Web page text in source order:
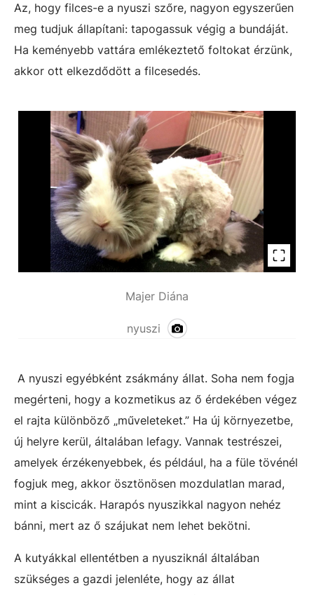
Az, hogy filces-e a nyuszi szőre, nagyon egyszerűen
meg tudjuk állapítani: tapogassuk végig a bundáját.
Ha keményebb vattára emlékeztető foltokat érzünk,
akkor ott elkezdődött a filcesedés.
Majer Diána
nyuszi
A nyuszi egyébként zsákmány állat. Soha nem fogja
megérteni, hogy a kozmetikus az ő érdekében végez
el rajta különböző „műveleteket.” Ha új környezetbe,
új helyre kerül, általában lefagy. Vannak testrészei,
amelyek érzékenyebbek, és például, ha a füle tövénél
fogjuk meg, akkor ösztönösen mozdulatlan marad,
mint a kiscicák. Harapós nyuszikkal nagyon nehéz
bánni, mert az ő szájukat nem lehet bekötni.
A kutyákkal ellentétben a nyusziknál általában
szükséges a gazdi jelenléte, hogy az állat